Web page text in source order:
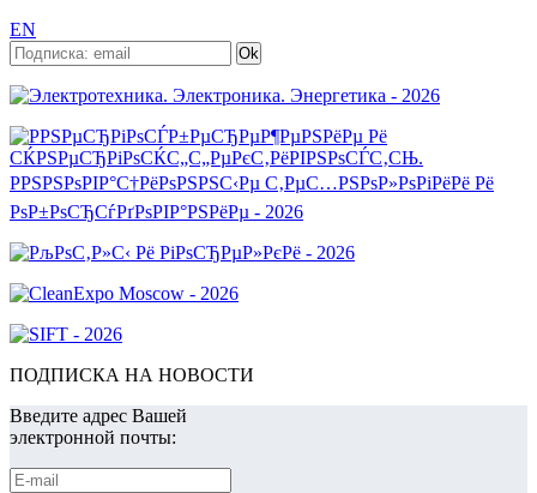
EN
ПОДПИСКА НА НОВОСТИ
Введите адрес Вашей
электронной почты: